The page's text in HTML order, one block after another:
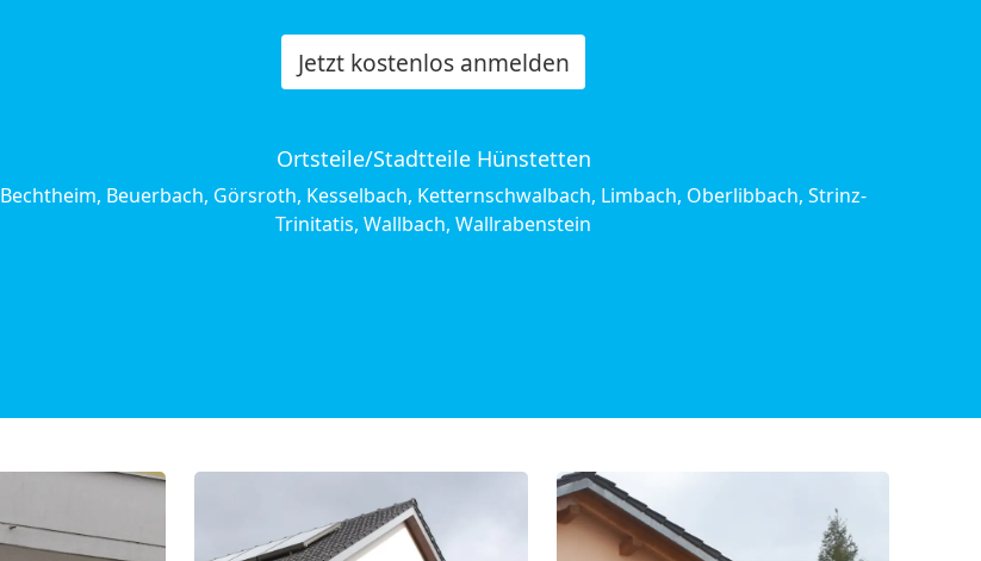
Jetzt kostenlos anmelden
Ortsteile/Stadtteile Hünstetten
Bechtheim, Beuerbach, Görsroth, Kesselbach, Ketternschwalbach, Limbach, Oberlibbach, Strinz-
Trinitatis, Wallbach, Wallrabenstein